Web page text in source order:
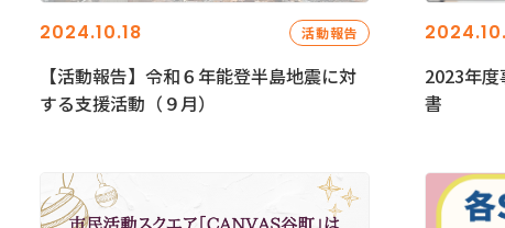
2024.10.18 活動報告
【活動報告】令和６年能登半島地震に対
する支援活動（９月）
2023年
書